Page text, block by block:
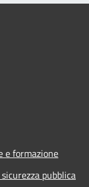
e formazione
pubblica